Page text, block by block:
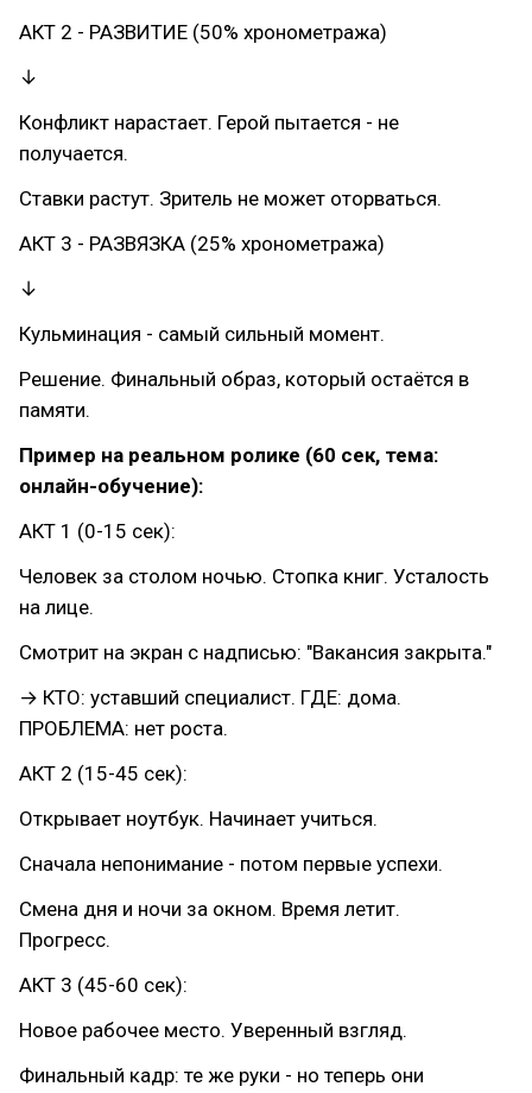
АКТ 2 - РАЗВИТИЕ (50% хронометража)
↓
Конфликт нарастает. Герой пытается - не
получается.
Ставки растут. Зритель не может оторваться.
АКТ 3 - РАЗВЯЗКА (25% хронометража)
↓
Кульминация - самый сильный момент.
Решение. Финальный образ, который остаётся в
памяти.
Пример на реальном ролике (60 сек, тема:
онлайн-обучение):
АКТ 1 (0-15 сек):
Человек за столом ночью. Стопка книг. Усталость
на лице.
Смотрит на экран с надписью: "Вакансия закрыта."
→ КТО: уставший специалист. ГДЕ: дома.
ПРОБЛЕМА: нет роста.
АКТ 2 (15-45 сек):
Открывает ноутбук. Начинает учиться.
Сначала непонимание - потом первые успехи.
Смена дня и ночи за окном. Время летит.
Прогресс.
АКТ 3 (45-60 сек):
Новое рабочее место. Уверенный взгляд.
Финальный кадр: те же руки - но теперь они